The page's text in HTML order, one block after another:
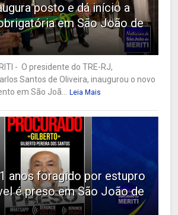
posto e dá início a
em São João de
- O presidente do TRE-RJ,
Santos de Oliveira, inaugurou o novo
em São Joã... Leia Mais
anos foragido por estupro
é preso em São João de